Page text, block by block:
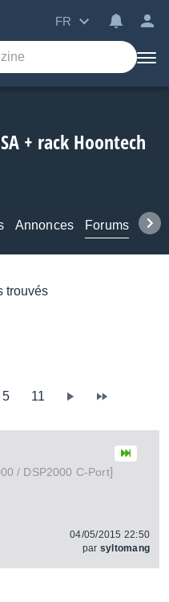
FR
+ rack Hoontech
Annonces Forums
trouvés
5 11
/ DSP2000 C-Port]
04/05/2015 22:50
par syltomang